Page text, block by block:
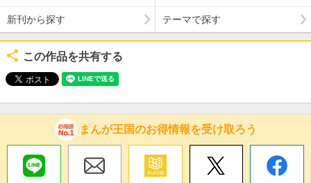
新刊から探す テーマで探す
この作品を共有する
まんが王国のお得情報を受け取ろう